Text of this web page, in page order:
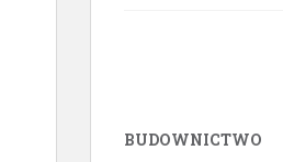
BUDOWNICTWO